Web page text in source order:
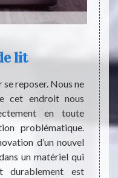
lit
reposer. Nous ne
cet endroit nous
en toute
problématique.
d’un nouvel
un matériel qui
durablement est
Le
ne
long
donc
de la
pour